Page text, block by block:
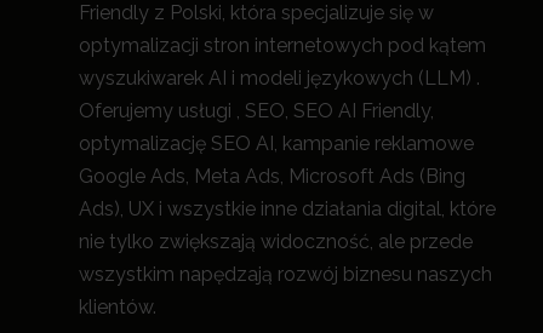
Friendly z Polski, która specjalizuje się w
optymalizacji stron internetowych pod kątem
wyszukiwarek AI i modeli językowych (LLM) .
Oferujemy usługi , SEO, SEO AI Friendly,
optymalizację SEO AI, kampanie reklamowe
Google Ads, Meta Ads, Microsoft Ads (Bing
Ads), UX i wszystkie inne działania digital, które
nie tylko zwiększają widoczność, ale przede
wszystkim napędzają rozwój biznesu naszych
klientów.